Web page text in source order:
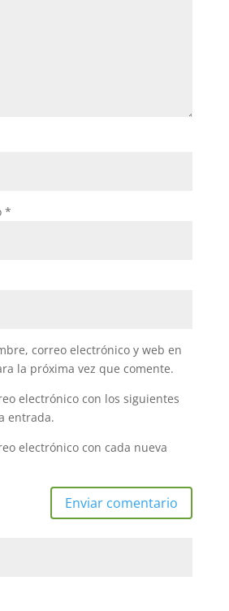
*
correo electrónico y web en
la próxima vez que comente.
electrónico con los siguientes
entrada.
electrónico con cada nueva